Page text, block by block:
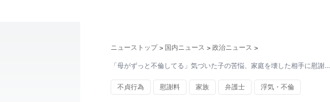
ニューストップ > 国内ニュース > 政治ニュース >
「母がずっと不倫してる」気づいた子の苦悩、家庭を壊した相手に慰謝…
不貞行為 慰謝料 家族 弁護士 浮気・不倫